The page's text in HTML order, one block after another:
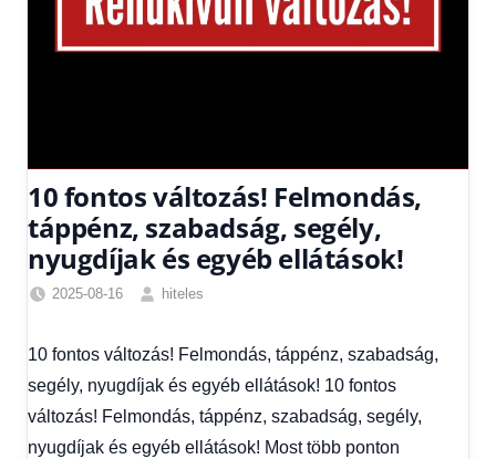
10 fontos változás! Felmondás,
táppénz, szabadság, segély,
nyugdíjak és egyéb ellátások!
2025-08-16
hiteles
hírek,
Gazdaság,
Hírek,
Hírek
10 fontos változás! Felmondás, táppénz, szabadság,
segély, nyugdíjak és egyéb ellátások! 10 fontos
változás! Felmondás, táppénz, szabadság, segély,
nyugdíjak és egyéb ellátások! Most több ponton